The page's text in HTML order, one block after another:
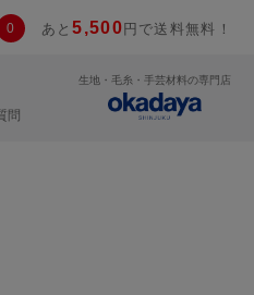
0 あと5,500 円で送料無料！
問
生地・毛糸・手芸材料の専門店